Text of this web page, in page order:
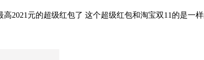
2021元的超级红包了 这个超级红包和淘宝双11的是